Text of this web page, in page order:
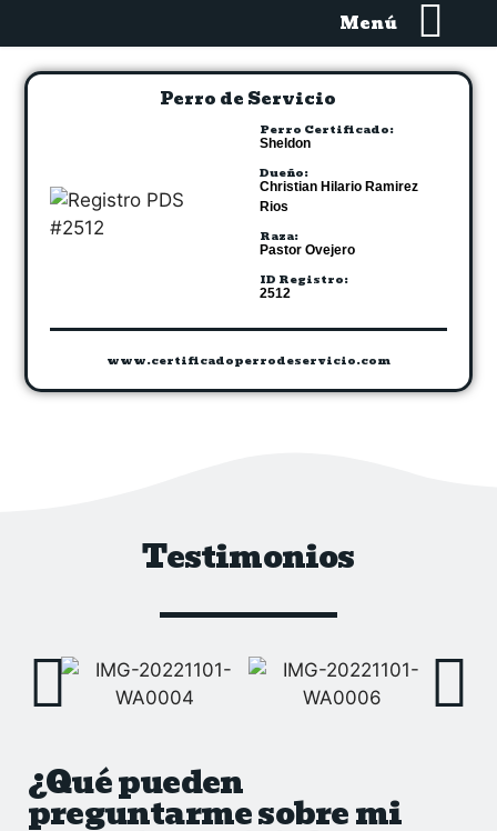
Menú
Perro de Servicio
Perro Certificado:
Sheldon
Dueño:
Christian Hilario Ramirez
Rios
Raza:
Pastor Ovejero
ID Registro:
2512
www.certificadoperrodeservicio.com
Testimonios
¿Qué pueden
preguntarme sobre mi